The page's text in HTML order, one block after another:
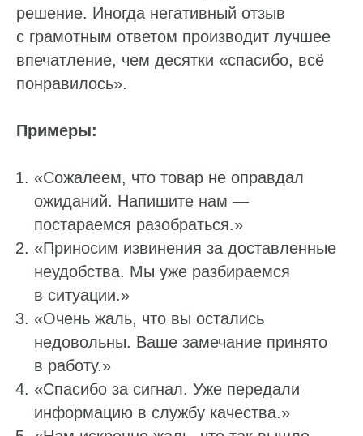
решение. Иногда негативный отзыв
с грамотным ответом производит лучшее
впечатление, чем десятки «спасибо, всё
понравилось».
Примеры:
«Сожалеем, что товар не оправдал
ожиданий. Напишите нам —
постараемся разобраться.»
«Приносим извинения за доставленные
неудобства. Мы уже разбираемся
в ситуации.»
«Очень жаль, что вы остались
недовольны. Ваше замечание принято
в работу.»
«Спасибо за сигнал. Уже передали
информацию в службу качества.»